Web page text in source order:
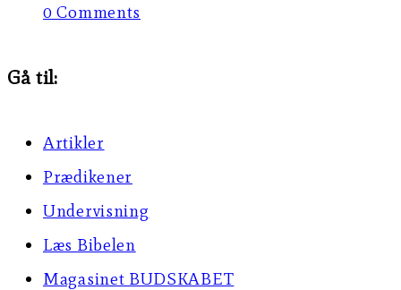
0 Comments
Gå til:
Artikler
Prædikener
Undervisning
Læs Bibelen
Magasinet BUDSKABET